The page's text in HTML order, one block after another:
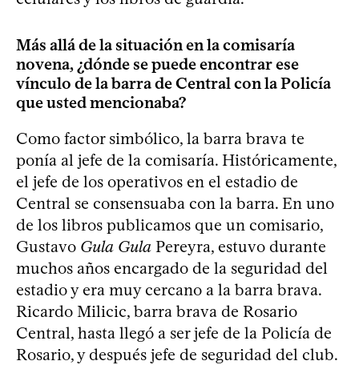
Más allá de la situación en la comisaría
novena, ¿dónde se puede encontrar ese
vínculo de la barra de Central con la Policía
que usted mencionaba?
Como factor simbólico, la barra brava te
ponía al jefe de la comisaría. Históricamente,
el jefe de los operativos en el estadio de
Central se consensuaba con la barra. En uno
de los libros publicamos que un comisario,
Gustavo Gula Gula Pereyra, estuvo durante
muchos años encargado de la seguridad del
estadio y era muy cercano a la barra brava.
Ricardo Milicic, barra brava de Rosario
Central, hasta llegó a ser jefe de la Policía de
Rosario, y después jefe de seguridad del club.